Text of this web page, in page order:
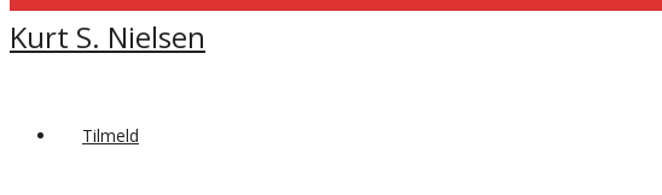
Kurt S. Nielsen
Tilmeld